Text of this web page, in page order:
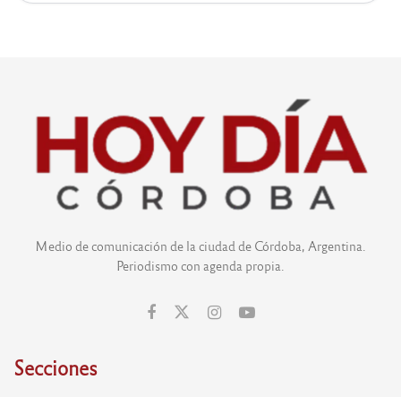
Medio de comunicación de la ciudad de Córdoba, Argentina.
Periodismo con agenda propia.
Secciones